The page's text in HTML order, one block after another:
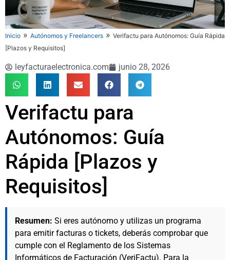
Inicio » Autónomos y Freelancers » Verifactu para Autónomos: Guía Rápida
[Plazos y Requisitos]
leyfacturaelectronica.com junio 28, 2026
Verifactu para
Autónomos: Guía
Rápida [Plazos y
Requisitos]
Resumen: Si eres autónomo y utilizas un programa
para emitir facturas o tickets, deberás comprobar que
cumple con el Reglamento de los Sistemas
Informáticos de Facturación (VeriFactu). Para la